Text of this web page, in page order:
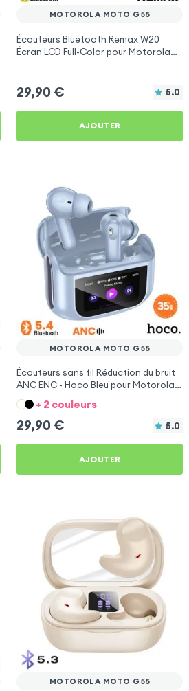
MOTOROLA MOTO G55
Écouteurs Bluetooth Remax W20
Écran LCD Full-Color pour Motorola
29,90 € 5.0
AJOUTER
MOTOROLA MOTO G55
Écouteurs sans fil Réduction du bruit
ANC ENC - Hoco Bleu pour Motorola
Moto G55
+ 2 couleurs
29,90 € 5.0
AJOUTER
MOTOROLA MOTO G55